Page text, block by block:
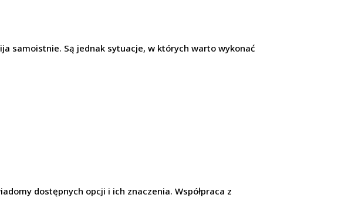
samoistnie. Są jednak sytuacje, w których warto wykonać
dostępnych opcji i ich znaczenia. Współpraca z